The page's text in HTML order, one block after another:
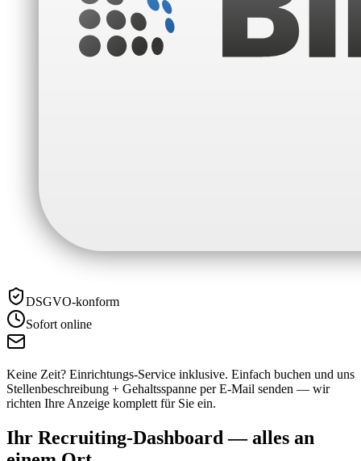
DSGVO-konform
Sofort online
Keine Zeit? Einrichtungs-Service inklusive. Einfach buchen und uns
Stellenbeschreibung + Gehaltsspanne per E-Mail senden — wir
richten Ihre Anzeige komplett für Sie ein.
Ihr Recruiting-Dashboard — alles an